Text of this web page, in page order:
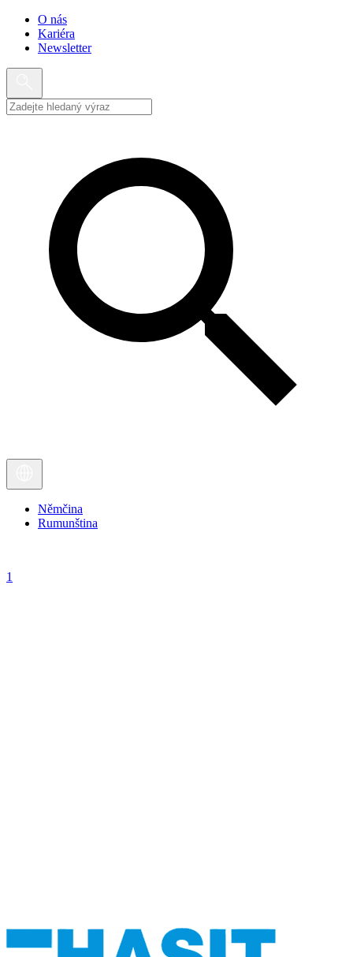
O nás
Kariéra
Newsletter
Němčina
Rumunština
1